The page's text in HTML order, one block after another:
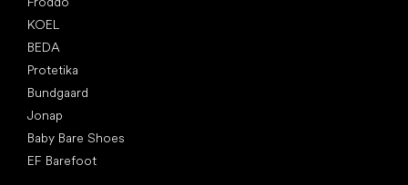
KOEL
BEDA
Protetika
Bundgaard
Jonap
Baby Bare Shoes
EF Barefoot